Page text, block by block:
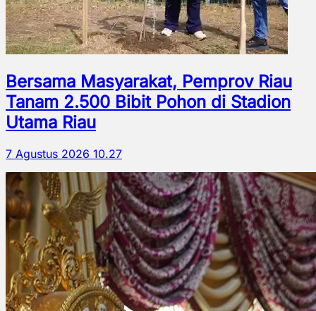
Bersama Masyarakat, Pemprov Riau
Tanam 2.500 Bibit Pohon di Stadion
Utama Riau
7 Agustus 2026 10.27